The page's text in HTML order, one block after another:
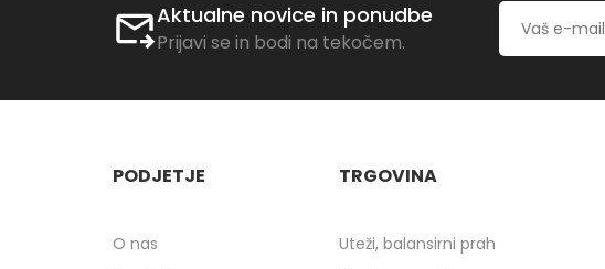
Aktualne novice in ponudbe
Prijavi se in bodi na tekočem.
PODJETJE
O nas
TRGOVINA
Uteži, balansirni prah